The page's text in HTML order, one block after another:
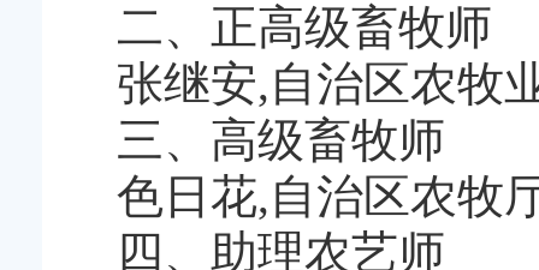
二、正高级畜牧师
张继安,自治区农牧
三、高级畜牧师
色日花,自治区农牧
四、助理农艺师